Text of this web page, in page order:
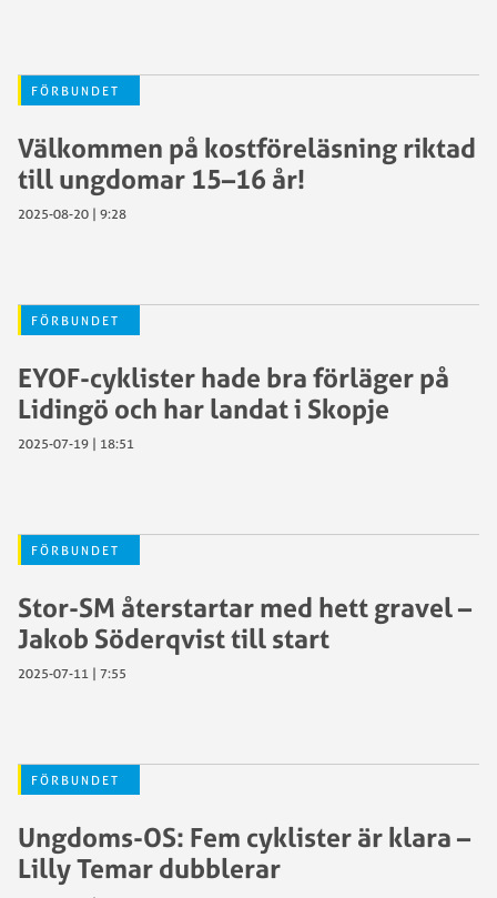
FÖRBUNDET
Välkommen på kostföreläsning riktad
till ungdomar 15–16 år!
2025-08-20 | 9:28
FÖRBUNDET
EYOF-cyklister hade bra förläger på
Lidingö och har landat i Skopje
2025-07-19 | 18:51
FÖRBUNDET
Stor-SM återstartar med hett gravel –
Jakob Söderqvist till start
2025-07-11 | 7:55
FÖRBUNDET
Ungdoms-OS: Fem cyklister är klara –
Lilly Temar dubblerar